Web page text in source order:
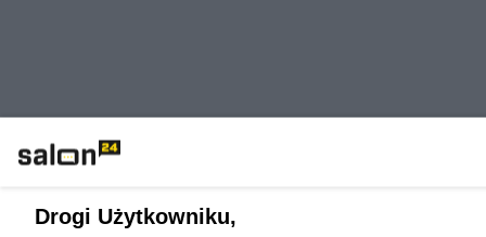
Drogi Użytkowniku,